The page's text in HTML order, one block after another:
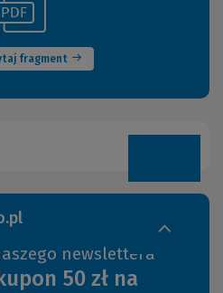
fragment
(Nowe
okno)
innej
newslettera
50 zł na